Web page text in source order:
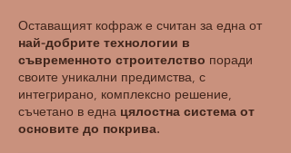
Оставащият кофраж е считан за една от
най-добрите технологии в
съвременното строителство поради
своите уникални предимства, с
интегрирано, комплексно решение,
съчетано в една цялостна система от
основите до покрива.